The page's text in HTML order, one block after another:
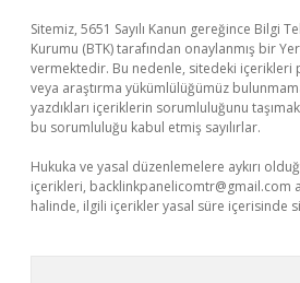
Sitemiz, 5651 Sayılı Kanun gereğince Bilgi
Kurumu (BTK) tarafından onaylanmış bir
vermektedir. Bu nedenle, sitedeki
veya araştırma yükümlülüğümüz
yazdıkları içeriklerin sorumluluğunu
bu sorumluluğu kabul etmiş sayılırlar.
Hukuka ve yasal düzenlemelere aykırı
içerikleri, backlinkpanelicomtr@gmail.com
halinde, ilgili içerikler yasal süre içerisinde